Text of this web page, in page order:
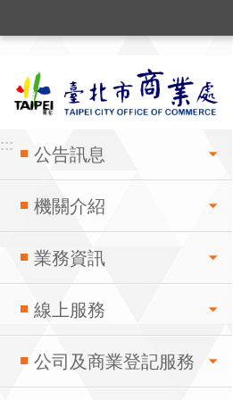
::: 公告訊息
機關介紹
業務資訊
線上服務
公司及商業登記服務